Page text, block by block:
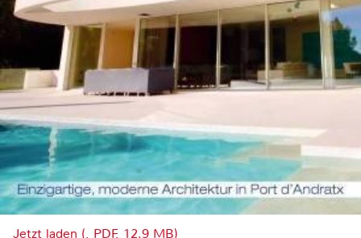
Jetzt laden (, PDF, 12.9 MB)